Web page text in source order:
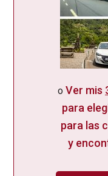
o Ver mis
para
para las
y